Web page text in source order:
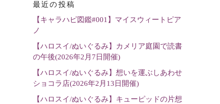
を
選
最近の投稿
【キャラハピ図鑑#001】マイスウィートピア
ノ
【ハロスイ/ぬいぐるみ】カメリア庭園で読書
の午後(2026年2月7日開催)
【ハロスイ/ぬいぐるみ】想いを運ぶしあわせ
ショコラ店(2026年2月13日開催)
【ハロスイ/ぬいぐるみ】キューピッドの片想